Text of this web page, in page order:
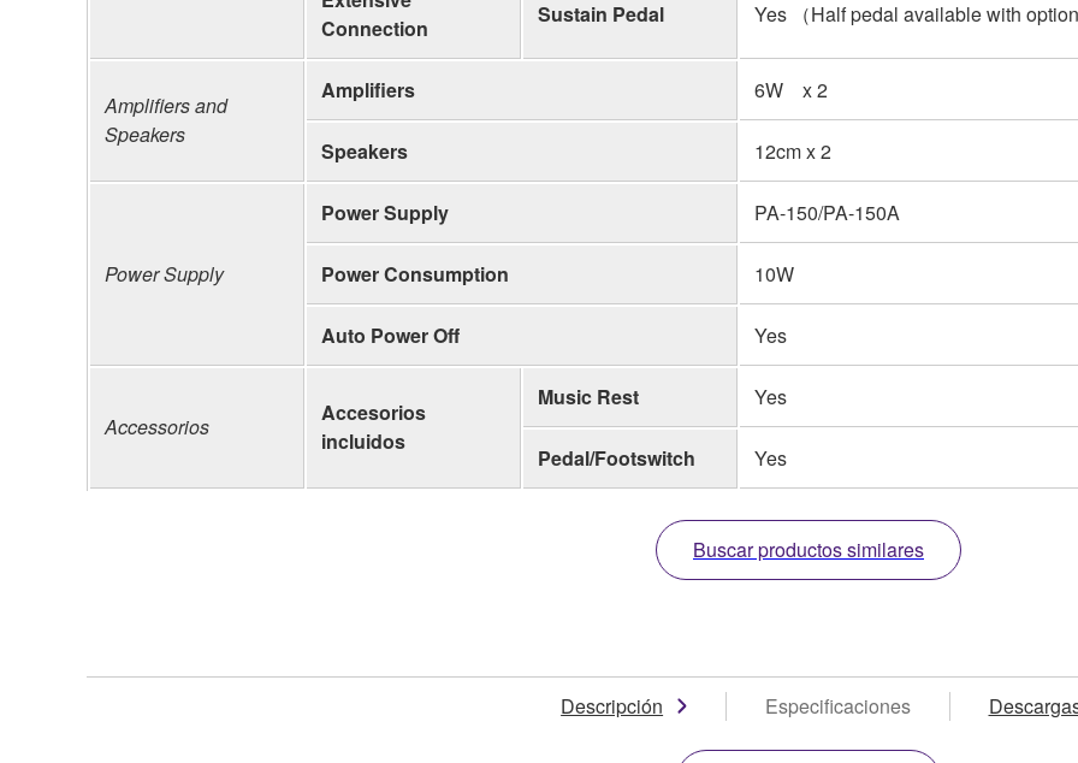
Connection
Sustain Pedal Yes （Half pedal available with
Amplifiers and
Speakers
Amplifiers 6W x 2
Speakers 12cm x 2
Power Supply
Power Supply PA-150/PA-150A
Power Consumption 10W
Auto Power Off Yes
Accessorios
Accesorios
incluidos
Music Rest Yes
Pedal/Footswitch Yes
Buscar productos similares
Descripción Especificaciones